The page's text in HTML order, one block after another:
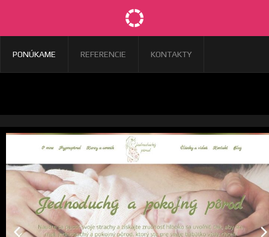
PONÚKAME REFERENCIE KONTAKTY